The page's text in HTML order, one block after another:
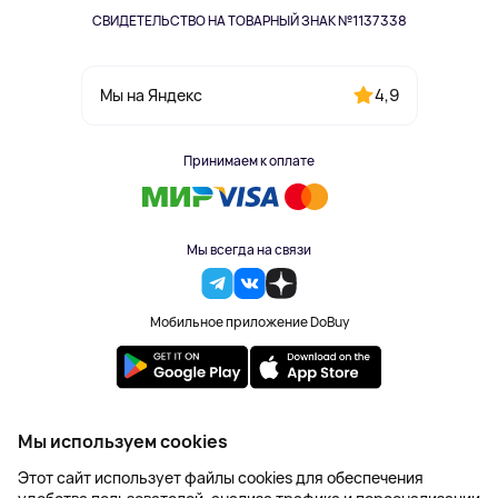
СВИДЕТЕЛЬСТВО НА ТОВАРНЫЙ ЗНАК №1137338
Мы на Яндекс 4,9
Принимаем к оплате
Мы всегда на связи
Мобильное приложение DoBuy
2023-2026 © DoBuy. Все права защищены
Правила обработки персональных данных
Пользовательское соглашение
Мы используем cookies
Этот сайт использует файлы cookies для обеспечения